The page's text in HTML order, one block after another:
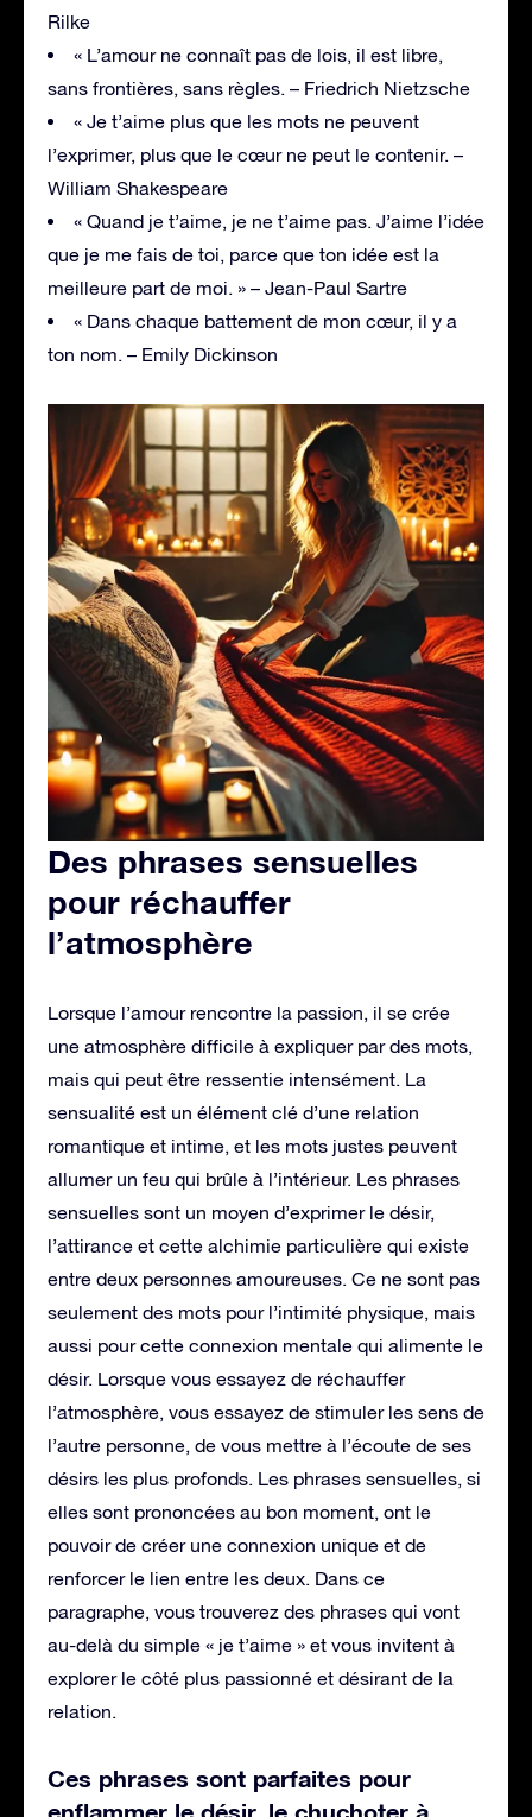
Rilke
« L’amour ne connaît pas de lois, il est libre,
sans frontières, sans règles. – Friedrich Nietzsche
« Je t’aime plus que les mots ne peuvent
l’exprimer, plus que le cœur ne peut le contenir. –
William Shakespeare
« Quand je t’aime, je ne t’aime pas. J’aime l’idée
que je me fais de toi, parce que ton idée est la
meilleure part de moi. » – Jean-Paul Sartre
« Dans chaque battement de mon cœur, il y a
ton nom. – Emily Dickinson
Des phrases sensuelles
pour réchauffer
l’atmosphère
Lorsque l’amour rencontre la passion, il se crée
une atmosphère difficile à expliquer par des mots,
mais qui peut être ressentie intensément. La
sensualité est un élément clé d’une relation
romantique et intime, et les mots justes peuvent
allumer un feu qui brûle à l’intérieur. Les phrases
sensuelles sont un moyen d’exprimer le désir,
l’attirance et cette alchimie particulière qui existe
entre deux personnes amoureuses. Ce ne sont pas
seulement des mots pour l’intimité physique, mais
aussi pour cette connexion mentale qui alimente le
désir. Lorsque vous essayez de réchauffer
l’atmosphère, vous essayez de stimuler les sens de
l’autre personne, de vous mettre à l’écoute de ses
désirs les plus profonds. Les phrases sensuelles, si
elles sont prononcées au bon moment, ont le
pouvoir de créer une connexion unique et de
renforcer le lien entre les deux. Dans ce
paragraphe, vous trouverez des phrases qui vont
au-delà du simple « je t’aime » et vous invitent à
explorer le côté plus passionné et désirant de la
relation.
Ces phrases sont parfaites pour
enflammer le désir, le chuchoter à